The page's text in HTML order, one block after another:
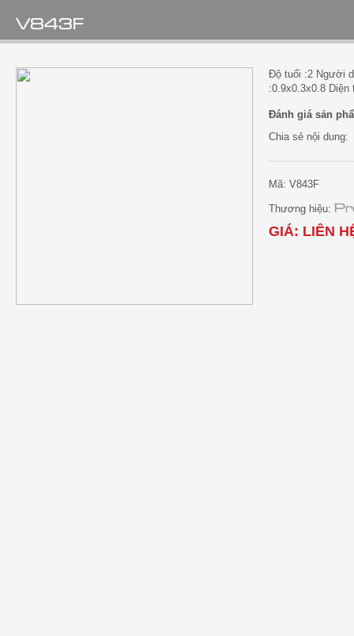
V843F
Độ tuổi :2 Người
:0.9x0.3x0.8
Đánh giá sản
Chia sẻ nội dung:
Mã: V843F
Thương hiệu:
GIÁ: LIÊN